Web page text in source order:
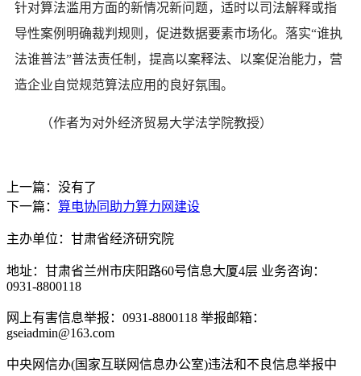
针对算法滥用方面的新情况新问题，适时以司法解释或指
导性案例明确裁判规则，促进数据要素市场化。落实“谁执
法谁普法”普法责任制，提高以案释法、以案促治能力，营
造企业自觉规范算法应用的良好氛围。
（作者为对外经济贸易大学法学院教授）
上一篇：没有了
下一篇： 算电协同助力算力网建设
主办单位：甘肃省经济研究院
地址：甘肃省兰州市庆阳路60号信息大厦4层 业务咨询：
0931-8800118
网上有害信息举报：0931-8800118 举报邮箱：
gseiadmin@163.com
中央网信办(国家互联网信息办公室)违法和不良信息举报中